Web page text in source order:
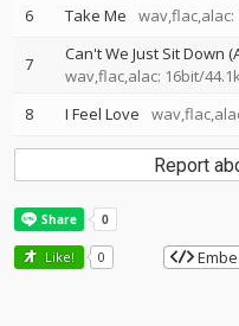
6
Take Me wav,flac,alac:
7
Can't We Just Sit Down
wav,flac,alac: 16bit/
8 I Feel Love
Report
Like! 0